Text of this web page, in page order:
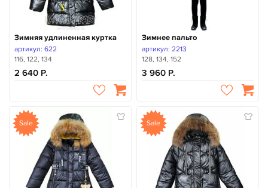
Зимняя удлиненная куртка
артикул: 622
116, 122, 134
2 640
Зимнее пальто
артикул: 2213
128, 134, 152
3 960
Sale Sale